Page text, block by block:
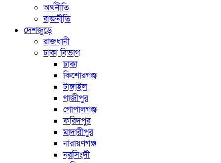
অর্থনীতি
রাজনীতি
দেশজুড়ে
রাজধানী
ঢাকা বিভাগ
ঢাকা
কিশোরগঞ্জ
টাঙ্গাইল
গাজীপুর
গোপালগঞ্জ
ফরিদপুর
মাদারীপুর
নারায়ণগঞ্জ
নরসিংদী